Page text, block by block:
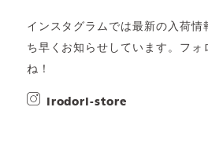
インスタグラムでは最新の入荷情
ち早くお知らせしています。フォ
ね！
irodori-store